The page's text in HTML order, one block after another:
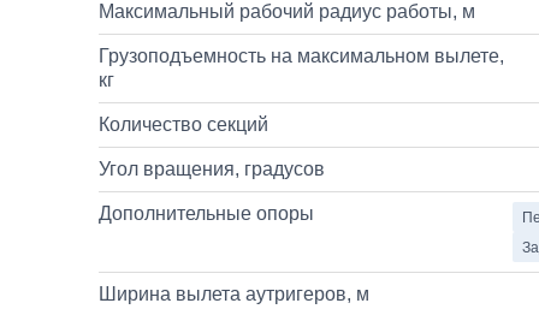
Максимальный рабочий радиус работы, м
Грузоподъемность на максимальном вылете,
кг
Количество секций
Угол вращения, градусов
Дополнительные опоры
Ширина вылета аутригеров, м